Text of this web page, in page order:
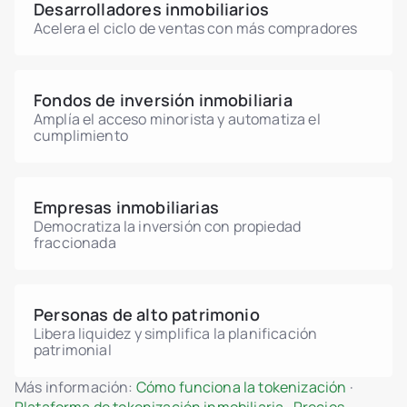
Desarrolladores inmobiliarios
Acelera el ciclo de ventas con más compradores
Fondos de inversión inmobiliaria
Amplía el acceso minorista y automatiza el
cumplimiento
Empresas inmobiliarias
Democratiza la inversión con propiedad
fraccionada
Personas de alto patrimonio
Libera liquidez y simplifica la planificación
patrimonial
Más información: Cómo funciona la tokenización ·